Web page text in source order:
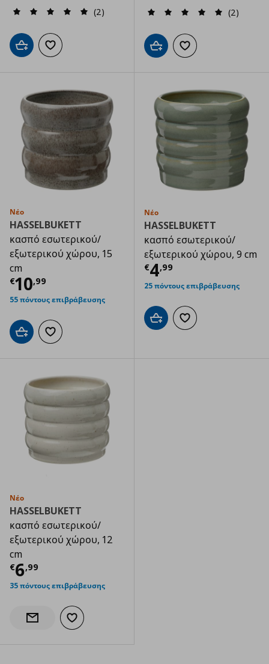
(2)
Προσθήκη στο καλάθι
Προσθήκη στα αγαπημένα
(2)
Προσθήκη στο καλάθι
Προσθήκη στα
Νέο
HASSELBUKETT
κασπό εσωτερικού/
εξωτερικού χώρου, 15
cm
€10,99
Τρέχουσα τιμή € 10,99
55 πόντους επιβράβευσης
Προσθήκη στο καλάθι
Προσθήκη στα αγαπημένα
Νέο
HASSELBUKETT
κασπό εσωτερικού/
εξωτερικού χώρου, 9 cm
€4,99
Τρέχουσα
25 πόντους επιβράβευσης
Προσθήκη στο καλάθι
Προσθήκη στα
Νέο
HASSELBUKETT
κασπό εσωτερικού/
εξωτερικού χώρου, 12
cm
€6,99
Τρέχουσα τιμή
35 πόντους επιβράβευσης
Ενημέρωση διαθεσιμότητας
Προσθήκη στα αγαπημένα